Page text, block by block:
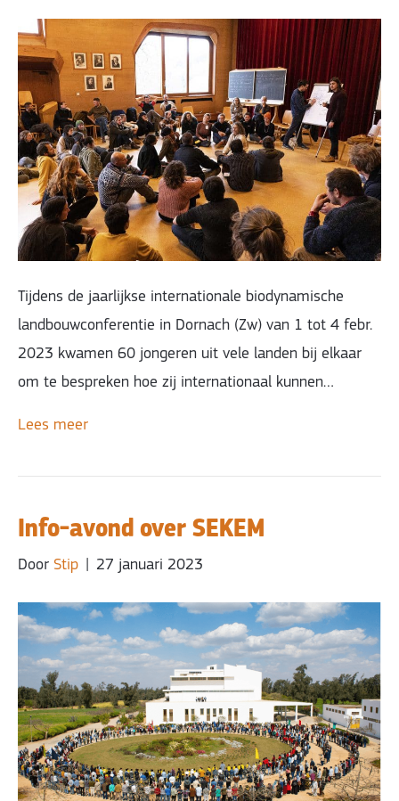
Tijdens de jaarlijkse internationale biodynamische
landbouwconferentie in Dornach (Zw) van 1 tot 4 febr.
2023 kwamen 60 jongeren uit vele landen bij elkaar
om te bespreken hoe zij internationaal kunnen…
Lees meer
Info-avond over SEKEM
Door Stip 27 januari 2023